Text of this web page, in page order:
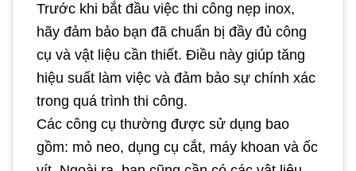
Trước khi bắt đầu việc thi công nẹp inox,
hãy đảm bảo bạn đã chuẩn bị đầy đủ công
cụ và vật liệu cần thiết. Điều này giúp tăng
hiệu suất làm việc và đảm bảo sự chính xác
trong quá trình thi công.
Các công cụ thường được sử dụng bao
gồm: mỏ neo, dụng cụ cắt, máy khoan và ốc